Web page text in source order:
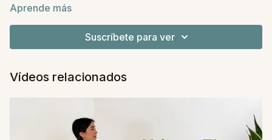
clase tomaremos una pausa consciente para observar cómo
nuestro ser y qué necesitamos para avanzar con claridad y
momentos de quietud, la práctica te invita a dirigir la mirada
corazón. Al final de la práctica, crearemos un espacio sagrado
para recibir un mensaje de esta sabiduría interior, abriendo el
corazón a frecuencias elevadas como la gratitud, la inocencia
Aprende más
Suscríbete para ver
Vídeos relacionados